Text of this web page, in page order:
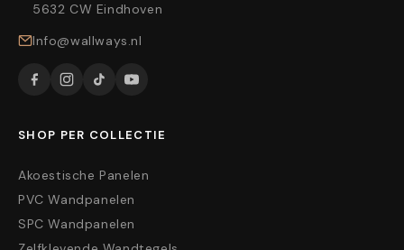
5632 CW Eindhoven
Info@wallways.nl
SHOP PER COLLECTIE
Akoestische Panelen
PVC Wandpanelen
SPC Wandpanelen